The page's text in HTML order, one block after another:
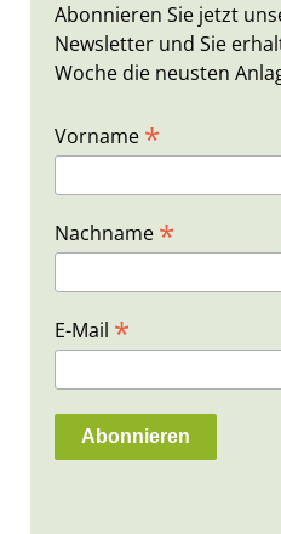
Abonnieren Sie jetzt
Newsletter und Sie
Woche die neusten
Vorname *
Nachname *
E-Mail *